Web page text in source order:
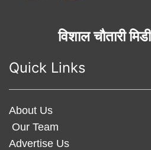
विशाल चौतारी
Quick Links
About Us
Our Team
Advertise Us